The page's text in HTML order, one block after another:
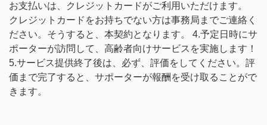
お支払いは、クレジットカードがご利用いただけます。
クレジットカードをお持ちでない方は事務局までご連絡く
ださい。そうすると、本契約となります。 4.予定日時にサ
ポーターが訪問して、高齢者向けサービスを実施します！
5.サービス提供終了後は、必ず、評価をしてください。評
価まで完了すると、サポーターが報酬を受け取ることがで
きます。